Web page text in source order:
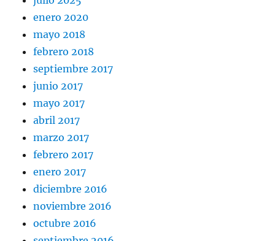
enero 2020
mayo 2018
febrero 2018
septiembre 2017
junio 2017
mayo 2017
abril 2017
marzo 2017
febrero 2017
enero 2017
diciembre 2016
noviembre 2016
octubre 2016